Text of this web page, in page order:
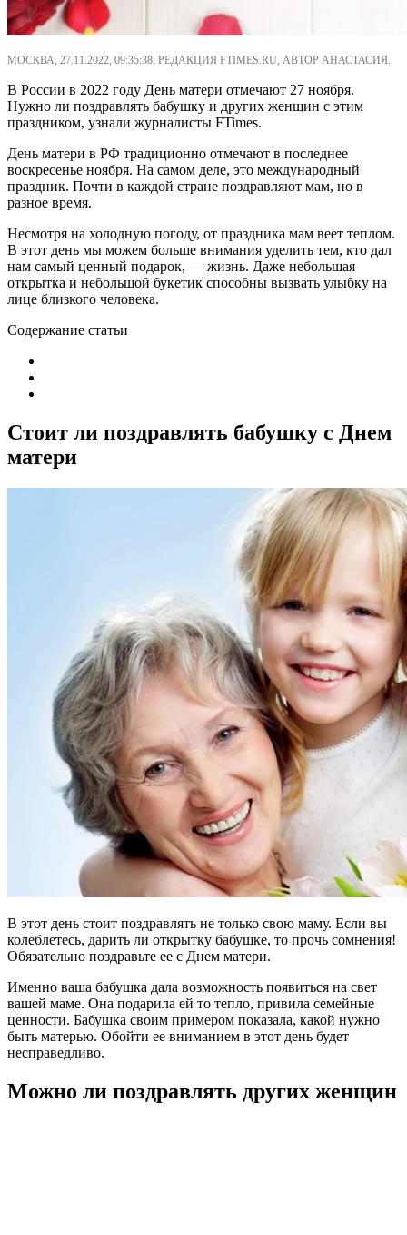
МОСКВА, 27.11.2022, 09:35:38, РЕДАКЦИЯ FTIMES.RU, АВТОР АНАСТАСИЯ.
В России в 2022 году День матери отмечают 27 ноября.
Нужно ли поздравлять бабушку и других женщин с этим
праздником, узнали журналисты FTimes.
День матери в РФ традиционно отмечают в последнее
воскресенье ноября. На самом деле, это международный
праздник. Почти в каждой стране поздравляют мам, но в
разное время.
Несмотря на холодную погоду, от праздника мам веет теплом.
В этот день мы можем больше внимания уделить тем, кто дал
нам самый ценный подарок, ― жизнь. Даже небольшая
открытка и небольшой букетик способны вызвать улыбку на
лице близкого человека.
Содержание статьи
Стоит ли поздравлять бабушку с Днем
матери
В этот день стоит поздравлять не только свою маму. Если вы
колеблетесь, дарить ли открытку бабушке, то прочь сомнения!
Обязательно поздравьте ее с Днем матери.
Именно ваша бабушка дала возможность появиться на свет
вашей маме. Она подарила ей то тепло, привила семейные
ценности. Бабушка своим примером показала, какой нужно
быть матерью. Обойти ее вниманием в этот день будет
несправедливо.
Можно ли поздравлять других женщин